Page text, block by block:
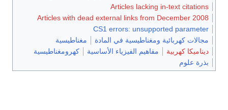
Articles lacking in-text citations
Articles with dead external links from December 2008
CS1 errors: unsupported parameter
مجالات كهربائية ومغناطيسية في المادة
مغناطيسية
ديناميكا كهربية
مفاهيم الفيزياء الأساسية
كهرومغناطيسية
بذرة علوم